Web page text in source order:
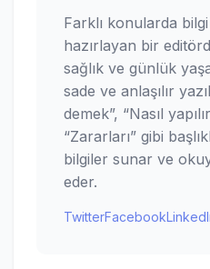
Farklı konularda
hazırlayan bir
sağlık ve günlük
sade ve anlaşılır
demek”, “Nasıl
“Zararları” gibi
bilgiler sunar ve
eder.
TwitterFacebook